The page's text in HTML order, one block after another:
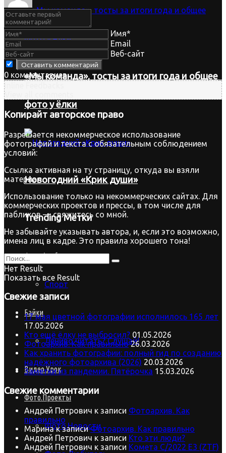
«Мы команда», тосты за итоги года и общее
фото у ёлки
Новогодний «Крик души»
Trending Метки
Фото.Альбом
Спорт
Байки
Лениво читать? Слушай!
Видео.Урок
Фото.Проекты
Фото.Новости
Имя*
Email
Веб-сайт
0 комментариев
Копирайт авторское право
Разрешается некоммерческое использование
фотографий и текста с обязательным соблюдением
условий:
Ссылка активная на ту страницу, откуда вы взяли
материал.
Использование только на некоммерческих сайтах. Для
коммерческих проектов и прессы, в том числе для
пабликов — свяжитесь со мной.
Не забывайте указывать автора, и, если это возможно,
имена лиц в кадре. Это правила хорошего тона!
Нет Result
Показать все Result
Свежие записи
17 мая цветной фотографии исполнилось 165 лет
17.05.2026
Кто ещё ёлку не выбросил? 01.05.2026
Фотоархив. Как правильно 26.03.2026
Как хранить фотографии: полный гид по созданию
надёжного фотоархива (2026) 20.03.2026
Заметки из пандемии. Пятёрочка 15.03.2026
Свежие комментарии
Андрей Петрович к записи Фотоархив. Как
правильно
Маринак записиФотоархив. Как правильно
Андрей Петрович к записи Кто эти люди?
Андрей Петрович к записи Комета C/2022 E3 (ZTF)